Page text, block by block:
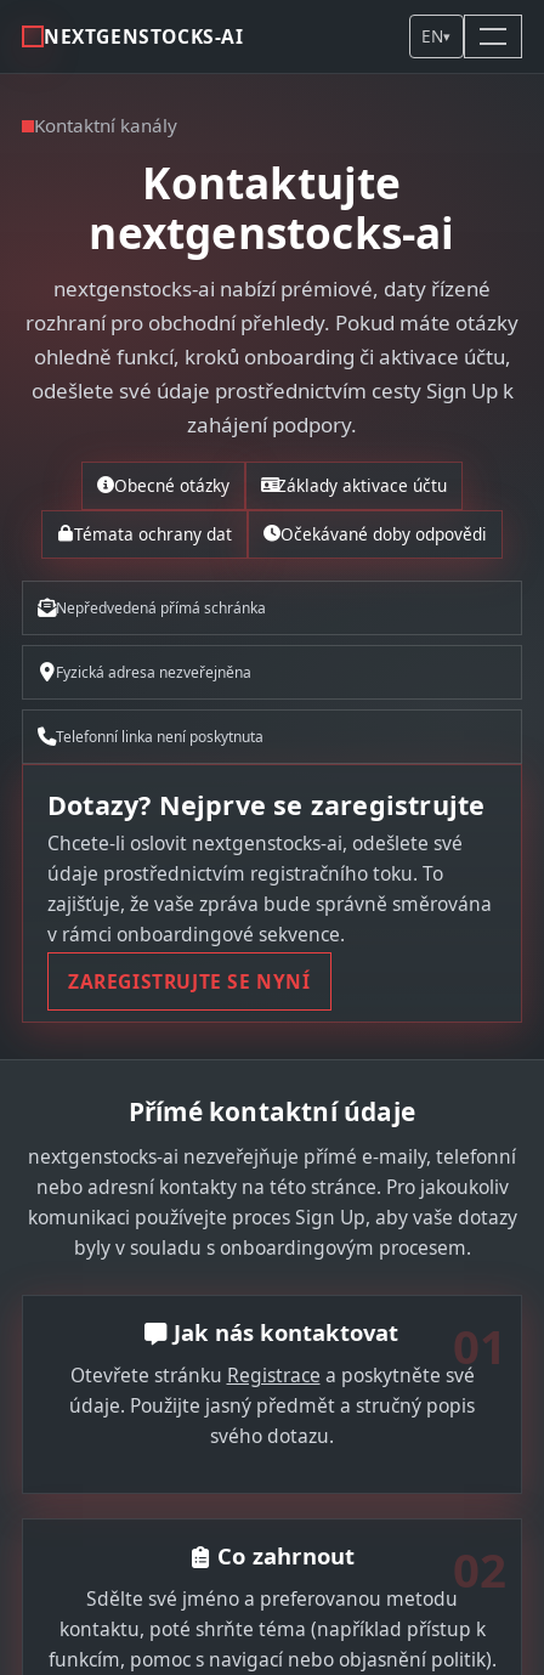
NEXTGENSTOCKS-AI EN▾
Kontaktní kanály
Kontaktujte
nextgenstocks-ai
nextgenstocks-ai nabízí prémiové, daty řízené
rozhraní pro obchodní přehledy. Pokud máte otázky
ohledně funkcí, kroků onboarding či aktivace účtu,
odešlete své údaje prostřednictvím cesty Sign Up k
zahájení podpory.
Obecné otázky Základy aktivace účtu
Témata ochrany dat Očekávané doby odpovědi
Nepředvedená přímá schránka
Fyzická adresa nezveřejněna
Telefonní linka není poskytnuta
Dotazy? Nejprve se zaregistrujte
Chcete-li oslovit nextgenstocks-ai, odešlete své
údaje prostřednictvím registračního toku. To
zajišťuje, že vaše zpráva bude správně směrována
v rámci onboardingové sekvence.
ZAREGISTRUJTE SE NYNÍ
Přímé kontaktní údaje
nextgenstocks-ai nezveřejňuje přímé e-maily, telefonní
nebo adresní kontakty na této stránce. Pro jakoukoliv
komunikaci používejte proces Sign Up, aby vaše dotazy
byly v souladu s onboardingovým procesem.
01
Jak nás kontaktovat
Otevřete stránku Registrace a poskytněte své
údaje. Použijte jasný předmět a stručný popis
svého dotazu.
02
Co zahrnout
Sdělte své jméno a preferovanou metodu
kontaktu, poté shrňte téma (například přístup k
funkcím, pomoc s navigací nebo objasnění politik).